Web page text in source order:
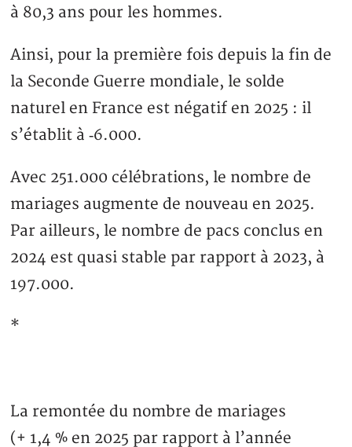
à 80,3 ans pour les hommes.
Ainsi, pour la première fois depuis la fin de
la Seconde Guerre mondiale, le solde
naturel en France est négatif en 2025 : il
s’établit à ‑6.000.
Avec 251.000 célébrations, le nombre de
mariages augmente de nouveau en 2025.
Par ailleurs, le nombre de pacs conclus en
2024 est quasi stable par rapport à 2023, à
197.000.
*
La remontée du nombre de mariages
(+ 1,4 % en 2025 par rapport à l’année